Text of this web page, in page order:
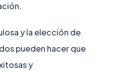
y la elección de
pueden hacer que
y